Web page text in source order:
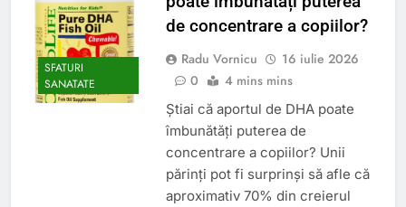
SFATURI
SANATATE
de concentrare a copiilor?
Radu Vornicu
16 iulie 2026
0
4 mins mins
Știai că aportul de DHA poate
îmbunătăți puterea de
concentrare a copiilor? Unii
părinți pot fi surprinși să afle că
aproximativ 70% din creierul